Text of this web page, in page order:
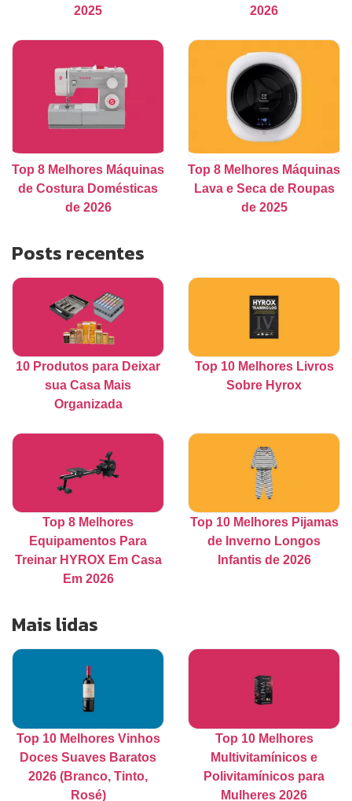
2025
2026
Top 8 Melhores Máquinas
de Costura Domésticas
de 2026
Top 8 Melhores Máquinas
Lava e Seca de Roupas
de 2025
Posts recentes
10 Produtos para Deixar
sua Casa Mais
Organizada
Top 10 Melhores Livros
Sobre Hyrox
Top 8 Melhores
Equipamentos Para
Treinar HYROX Em Casa
Em 2026
Top 10 Melhores Pijamas
de Inverno Longos
Infantis de 2026
Mais lidas
Top 10 Melhores Vinhos
Doces Suaves Baratos
2026 (Branco, Tinto,
Rosé)
Top 10 Melhores
Multivitamínicos e
Polivitamínicos para
Mulheres 2026